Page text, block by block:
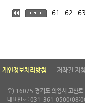
61 62 63
개인정보처리방침 저작권 지
우) 16075 경기도 의왕시 고산
대표번호: 031-361-